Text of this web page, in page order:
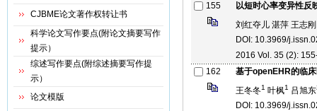
CJBME论文著作权转让书
科学论文写作要点(附论文摘要写作
提示）
综述写作要点(附综述摘要写作提
示）
论文模版
155
以短时心率变异性反
刘红夺儿 湛萍 王志
DOI: 10.3969/
2016 Vol. 35 (2):
162
基于openEHR的临
王冬冬1 叶枫1 吕旭东
DOI: 10.3969/